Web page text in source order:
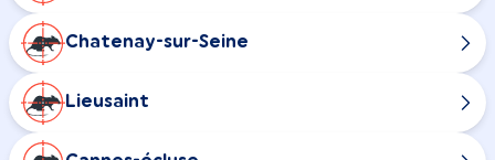
Chatenay-sur-Seine
Lieusaint